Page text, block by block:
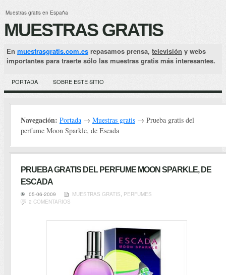
Muestras gratis en España
MUESTRAS GRATIS
En muestrasgratis.com.es repasamos prensa, televisión y webs
importantes para traerte sólo las muestras gratis más interesantes.
PORTADA SOBRE ESTE SITIO
Navegación: Portada → Muestras gratis → Prueba gratis del
perfume Moon Sparkle, de Escada
PRUEBA GRATIS DEL PERFUME MOON SPARKLE, DE
ESCADA
05-06-2009 MUESTRAS GRATIS, PERFUMES
2 COMENTARIOS